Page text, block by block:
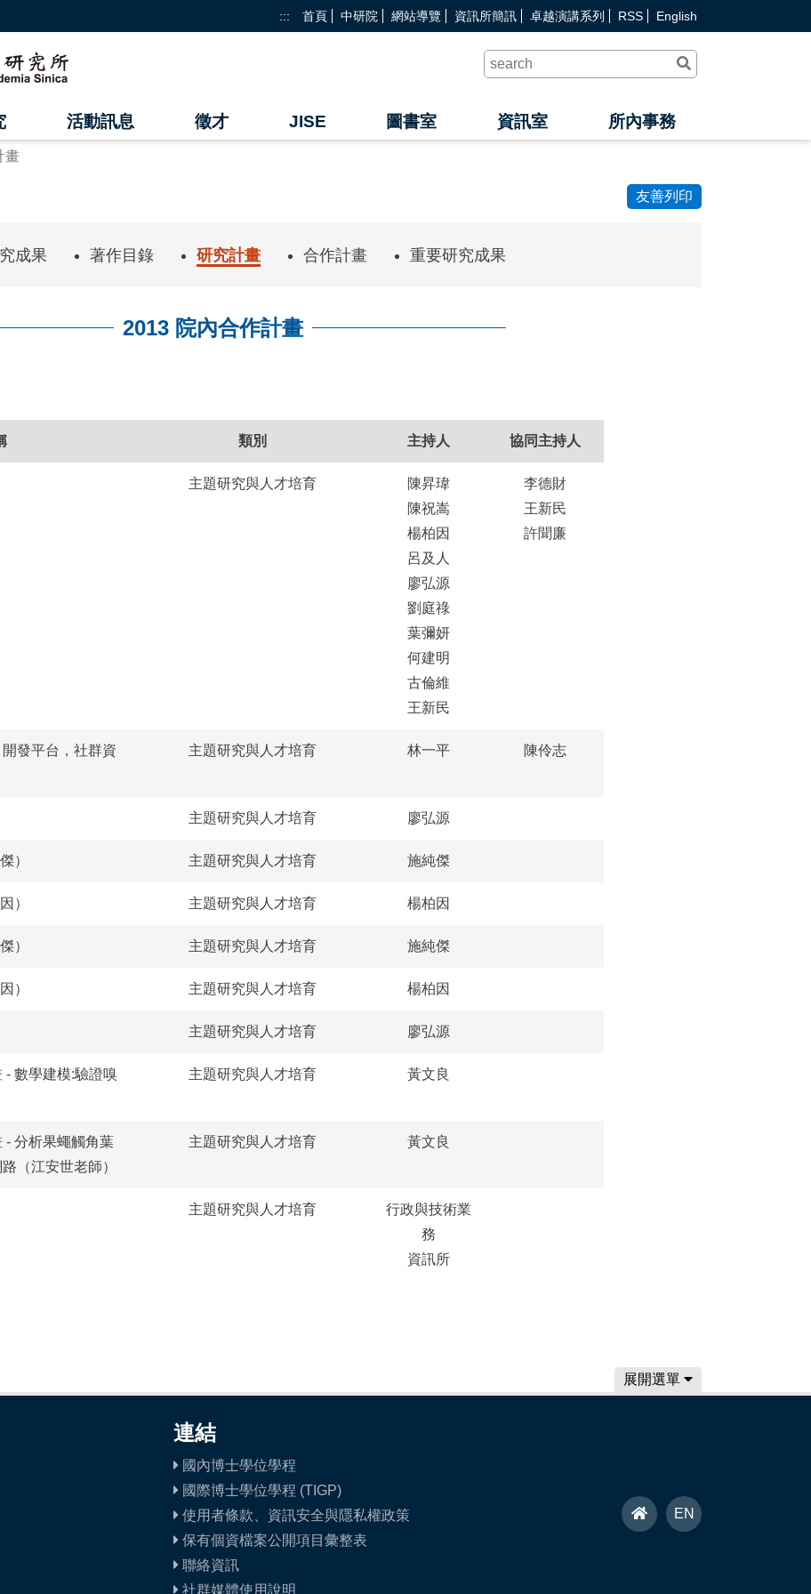
::: 首頁 中研院 網站導覽 資訊所簡訊 卓越演講系列 RSS English
出
活動訊息 徵才 JISE 圖書室 資訊室 所內事務
畫
友善列印
成果 著作目錄 研究計畫 合作計畫 重要研究成果
2013 院內合作計畫
類別 主持人 協同主持人
主題研究與人才培育
陳昇瑋
陳祝嵩
楊柏因
呂及人
廖弘源
劉庭祿
葉彌妍
何建明
古倫維
王新民
李德財
王新民
許聞廉
發平台，社群資
主題研究與人才培育 林一平 陳伶志
主題研究與人才培育 廖弘源
） 主題研究與人才培育 施純傑
） 主題研究與人才培育 楊柏因
） 主題研究與人才培育 施純傑
） 主題研究與人才培育 楊柏因
主題研究與人才培育 廖弘源
- 數學建模:驗證嗅
主題研究與人才培育 黃文良
- 分析果蠅觸角葉
（江安世老師）
主題研究與人才培育 黃文良
主題研究與人才培育
行政與技術業
務
資訊所
展開選單
連結
國內博士學位學程
國際博士學位學程 (TIGP)
使用者條款、資訊安全與隱私權政策
保有個資檔案公開項目彙整表
聯絡資訊
社群媒體使用說明
首 EN